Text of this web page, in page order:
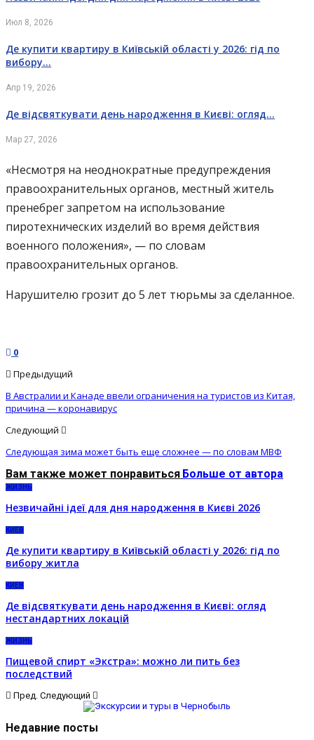
Июл 8, 2026
Де купити квартиру в Київській області у 2026: гід по
вибору…
Апр 19, 2026
Де відсвяткувати день народження в Києві: огляд…
Мар 27, 2026
«Несмотря на неоднократные предупреждения
правоохранительных органов, местный житель
пренебрег запретом на использование
пиротехнических изделий во время действия
военного положения», — по словам
правоохранительных органов.
Нарушителю грозит до 5 лет тюрьмы за сделанное.
0
Предыдущий
В Австралии и Канаде ввели ограничения на туристов из Китая,
причина — коронавирус
Следующий
Следующая зима может быть еще сложнее — по словам МВФ
Вам также может понравиться Больше от автора
ЖИЗНЬ
Незвичайні ідеї для дня народження в Києві 2026
КИЕВ
Де купити квартиру в Київській області у 2026: гід по
вибору житла
КИЕВ
Де відсвяткувати день народження в Києві: огляд
нестандартних локацій
ЖИЗНЬ
Пищевой спирт «Экстра»: можно ли пить без
последствий
Пред. Следующий
Недавние посты